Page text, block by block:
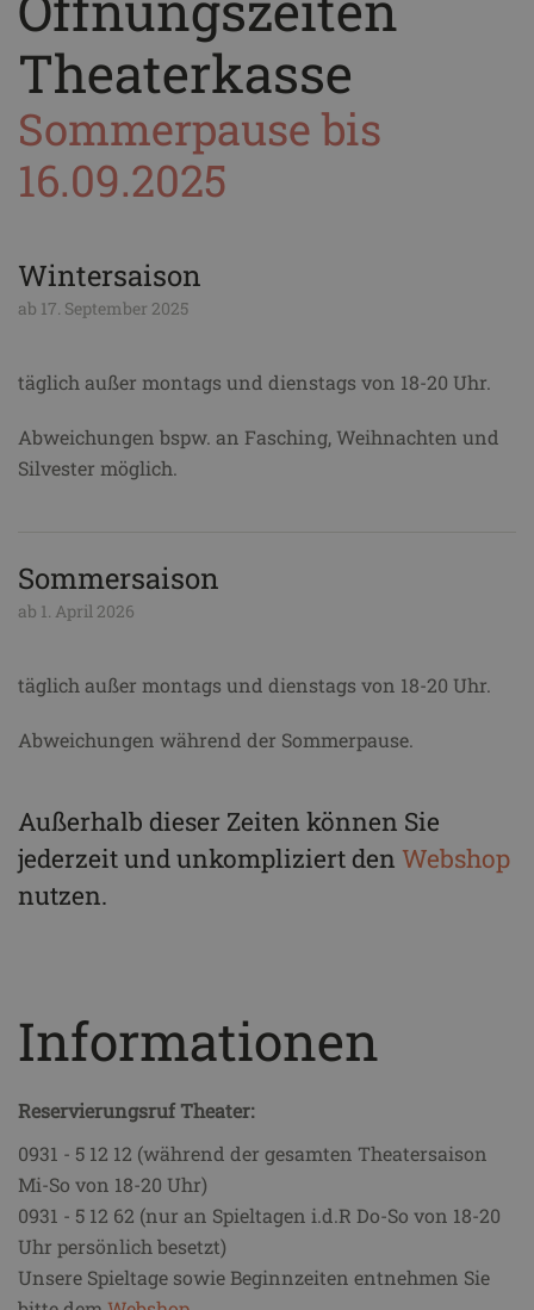
Theaterkasse
Sommerpause bis
16.09.2025
Wintersaison
ab 17. September 2025
täglich außer montags und dienstags von 18-20 Uhr.
Abweichungen bspw. an Fasching, Weihnachten und
Silvester möglich.
Sommersaison
ab 1. April 2026
täglich außer montags und dienstags von 18-20 Uhr.
Abweichungen während der Sommerpause.
Außerhalb dieser Zeiten können Sie
jederzeit und unkompliziert den Webshop
nutzen.
Informationen
Reservierungsruf Theater:
0931 - 5 12 12 (während der gesamten Theatersaison
Mi-So von 18-20 Uhr)
0931 - 5 12 62 (nur an Spieltagen i.d.R Do-So von 18-20
Uhr persönlich besetzt)
Unsere Spieltage sowie Beginnzeiten entnehmen Sie